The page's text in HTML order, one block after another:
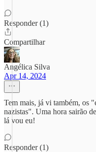
Responder (1)
Compartilhar
Angélica Silva
Apr 14, 2024
Tem mais, já vi também, os
nazistas". Uma hora sairão
lá vou eu!
Responder (1)